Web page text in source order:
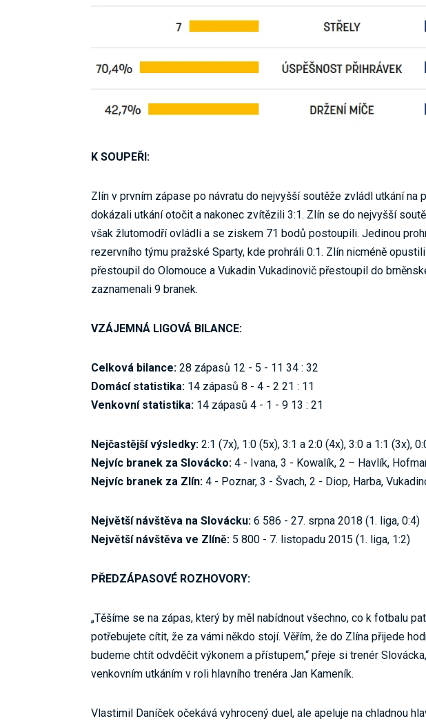
K SOUPEŘI:
Zlín v prvním zápase po návratu do nejvyšší soutěže zvládl utkání na
dokázali utkání otočit a nakonec zvítězili 3:1. Zlín se do nejvyšší
však žlutomodří ovládli a se ziskem 71 bodů postoupili. Jedinou
rezervního týmu pražské Sparty, kde prohráli 0:1. Zlín nicméně
přestoupil do Olomouce a Vukadin Vukadinovič přestoupil do
zaznamenali 9 branek.
VZÁJEMNÁ LIGOVÁ BILANCE:
Celková bilance: 28 zápasů 12 - 5 - 11 34 : 32
Domácí statistika: 14 zápasů 8 - 4 - 2 21 : 11
Venkovní statistika: 14 zápasů 4 - 1 - 9 13 : 21
Nejčastější výsledky: 2:1 (7x), 1:0 (5x), 3:1 a 2:0 (4x), 3:0 a 1:1 (3x),
Nejvíc branek za Slovácko: 4 - Ivana, 3 - Kowalík, 2 – Havlík,
Nejvíc branek za Zlín: 4 - Poznar, 3 - Švach, 2 - Diop, Harba,
Největší návštěva na Slovácku: 6 586 - 27. srpna 2018 (1. liga, 0:4)
Největší návštěva ve Zlíně: 5 800 - 7. listopadu 2015 (1. liga, 1:2)
PŘEDZÁPASOVÉ ROZHOVORY:
„Těšíme se na zápas, který by měl nabídnout všechno, co k fotbalu
potřebujete cítit, že za vámi někdo stojí. Věřím, že do Zlína přijede
budeme chtít odvděčit výkonem a přístupem,“ přeje si trenér
venkovním utkáním v roli hlavního trenéra Jan Kameník.
Vlastimil Daníček očekává vyhrocený duel, ale apeluje na chladnou